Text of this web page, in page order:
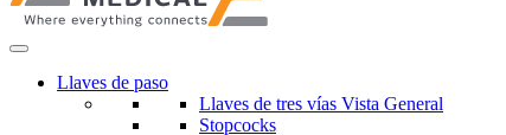
Llaves de paso
Llaves de tres vías Vista General
Stopcocks